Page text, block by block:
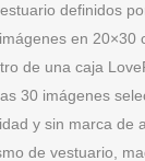
definidos
en 20×30
de una caja
30 imágenes
y sin marca de
de vestuario,